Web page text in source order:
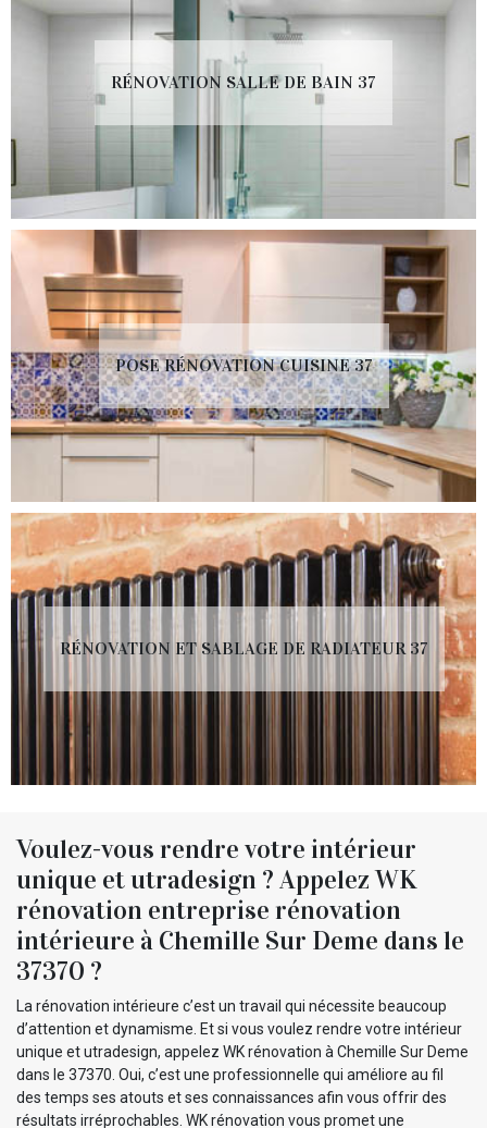
RÉNOVATION SALLE DE BAIN 37
POSE RÉNOVATION CUISINE 37
RÉNOVATION ET SABLAGE DE RADIATEUR 37
Voulez-vous rendre votre intérieur
unique et utradesign ? Appelez WK
rénovation entreprise rénovation
intérieure à Chemille Sur Deme dans le
37370 ?
La rénovation intérieure c’est un travail qui nécessite beaucoup
d’attention et dynamisme. Et si vous voulez rendre votre intérieur
unique et utradesign, appelez WK rénovation à Chemille Sur Deme
dans le 37370. Oui, c’est une professionnelle qui améliore au fil
des temps ses atouts et ses connaissances afin vous offrir des
résultats irréprochables. WK rénovation vous promet une